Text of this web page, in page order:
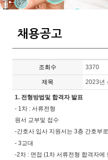
채용공고
조회수 3370
제목 2023년
1. 전형방법및 합격자 발표
- 1차 : 서류전형
원서 교부및 접수
-간호사 입사 지원서는 3층 간호부
- 3교대
-2차 : 면접 (1차 서류전형 합격자에